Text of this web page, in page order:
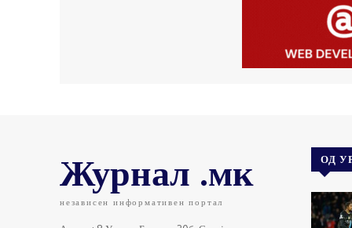
Журнал .мк
независен информативен портал
ОД